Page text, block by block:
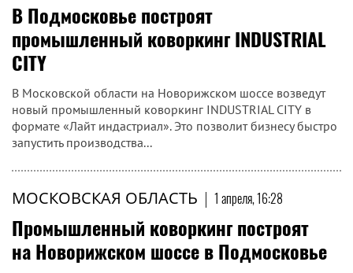
В Подмосковье построят
промышленный коворкинг INDUSTRIAL
CITY
В Московской области на Новорижском шоссе возведут
новый промышленный коворкинг INDUSTRIAL CITY в
формате «Лайт индастриал». Это позволит бизнесу быстро
запустить производства...
МОСКОВСКАЯ ОБЛАСТЬ | 1 апреля, 16:28
Промышленный коворкинг построят
на Новорижском шоссе в Подмосковье